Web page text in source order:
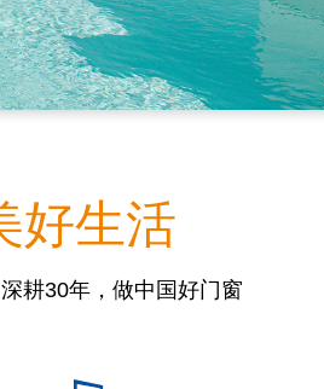
好生活
耕30年，做中国好门窗